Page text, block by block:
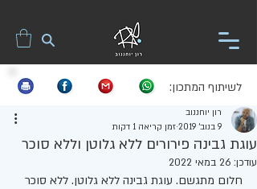
לשיתוף המתכון:
עוגת גבינה פירורים ללא גלוטן וללא סוכר
רון יוחננוב
9 בנוב׳ 2019
זמן קריאה 1 דקות
עודכן: 26 במאי 2022
חלום מתגשם. עוגת גבינה ללא גלוטן. ללא סוכר